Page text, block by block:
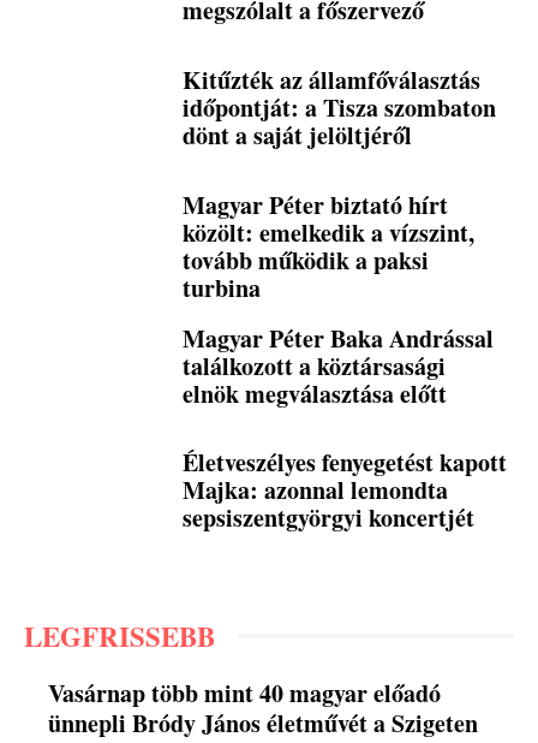
megszólalt a főszervező
Kitűzték az államfőválasztás
időpontját: a Tisza szombaton
dönt a saját jelöltjéről
Magyar Péter biztató hírt
közölt: emelkedik a vízszint,
tovább működik a paksi
turbina
Magyar Péter Baka Andrással
találkozott a köztársasági
elnök megválasztása előtt
Életveszélyes fenyegetést kapott
Majka: azonnal lemondta
sepsiszentgyörgyi koncertjét
LEGFRISSEBB
Vasárnap több mint 40 magyar előadó
ünnepli Bródy János életművét a Szigeten